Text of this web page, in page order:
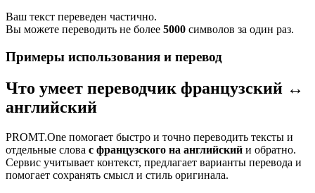
Ваш текст переведен частично.
Вы можете переводить не более 5000 символов за один раз.
Примеры использования и перевод
Что умеет переводчик французский ↔
английский
PROMT.One помогает быстро и точно переводить тексты и
отдельные слова с французского на английский и обратно.
Сервис учитывает контекст, предлагает варианты перевода и
помогает сохранять смысл и стиль оригинала.